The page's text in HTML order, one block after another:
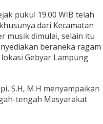
pukul 19.00 WIB telah
dari Kecamatan
musik dimulai, selain itu
beraneka ragam
Gebyar Lampung
S.H, M.H menyampaikan
tengah Masyarakat